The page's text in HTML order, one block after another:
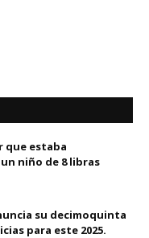
que estaba
niño de 8 libras
su decimoquinta
para este 2025.